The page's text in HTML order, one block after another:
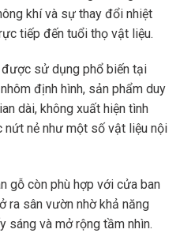
khí và sự thay đổi nhiệt
tiếp đến tuổi thọ vật liệu.
sử dụng phổ biến tại
định hình, sản phẩm duy
dài, không xuất hiện tình
nứt nẻ như một số vật liệu nội
gỗ còn phù hợp với cửa ban
ra sân vườn nhờ khả năng
sáng và mở rộng tầm nhìn.